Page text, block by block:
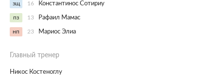
зщ 16 Константинос Сотириу
пз 13 Рафаил Мамас
нп 23 Мариос Элиа
Главный тренер
Никос Костеноглу